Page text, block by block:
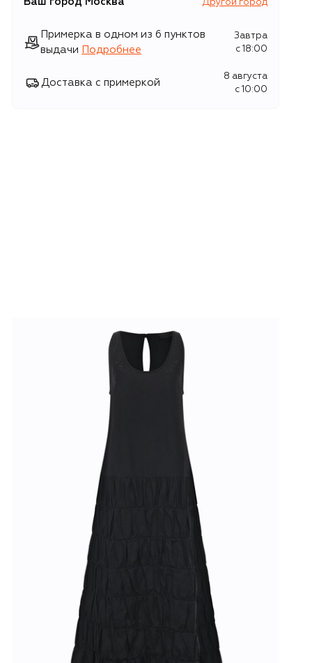
Другой город
Примерка в одном из 6 пунктов
выдачи
Подробнее
Завтра
c 18:00
Доставка с примеркой
8 августа
c 10:00